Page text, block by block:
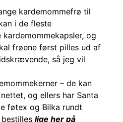
kardemommefrø til
i de fleste
og
frøene først pilles ud af
så jeg vil
– de kan
og ellers har Santa
føtex og Bilka rundt
lige her på